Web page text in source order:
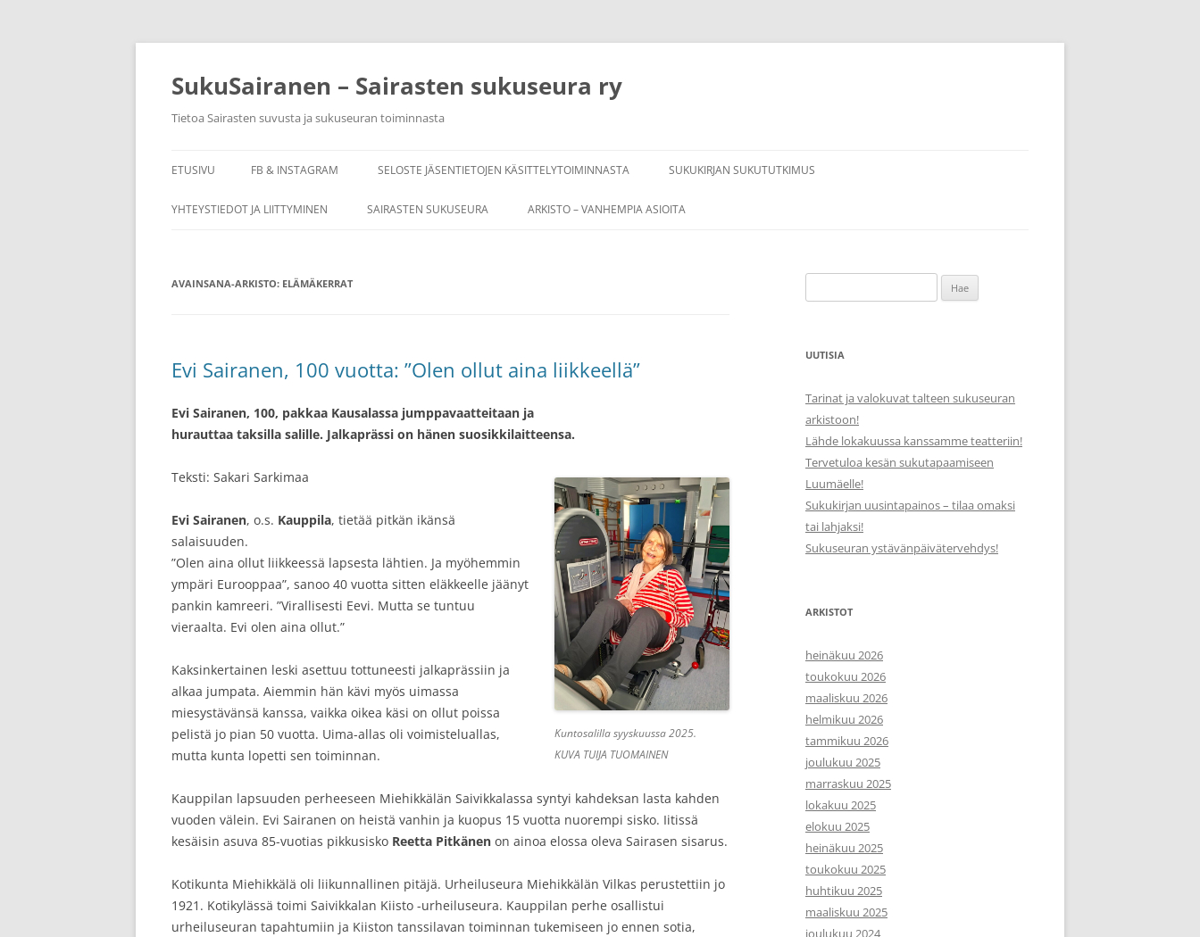
Siirry
SukuSairanen – Sairasten sukuseura ry
Tietoa Sairasten suvusta ja sukuseuran toiminnasta
ETUSIVU FB & INSTAGRAM SELOSTE JÄSENTIETOJEN KÄSITTELYTOIMINNASTA SUKUKIRJAN SUKUTUTKIMUS
YHTEYSTIEDOT JA LIITTYMINEN SAIRASTEN SUKUSEURA ARKISTO – VANHEMPIA ASIOITA
AVAINSANA-ARKISTO: ELÄMÄKERRAT
Evi Sairanen, 100 vuotta: ”Olen ollut aina liikkeellä”
Evi Sairanen, 100, pakkaa Kausalassa jumppavaatteitaan ja
hurauttaa taksilla salille. Jalkaprässi on hänen suosikkilaitteensa.
Kuntosalilla syyskuussa 2025.
KUVA TUIJA TUOMAINEN
Teksti: Sakari Sarkimaa
Evi Sairanen, o.s. Kauppila, tietää pitkän ikänsä
salaisuuden.
”Olen aina ollut liikkeessä lapsesta lähtien. Ja myöhemmin
ympäri Eurooppaa”, sanoo 40 vuotta sitten eläkkeelle jäänyt
pankin kamreeri. ”Virallisesti Eevi. Mutta se tuntuu
vieraalta. Evi olen aina ollut.”
Kaksinkertainen leski asettuu tottuneesti jalkaprässiin ja
alkaa jumpata. Aiemmin hän kävi myös uimassa
miesystävänsä kanssa, vaikka oikea käsi on ollut poissa
pelistä jo pian 50 vuotta. Uima-allas oli voimisteluallas,
mutta kunta lopetti sen toiminnan.
Kauppilan lapsuuden perheeseen Miehikkälän Saivikkalassa syntyi kahdeksan lasta kahden
vuoden välein. Evi Sairanen on heistä vanhin ja kuopus 15 vuotta nuorempi sisko. Iitissä
kesäisin asuva 85-vuotias pikkusisko Reetta Pitkänen on ainoa elossa oleva Sairasen sisarus.
Kotikunta Miehikkälä oli liikunnallinen pitäjä. Urheiluseura Miehikkälän Vilkas perustettiin jo
1921. Kotikylässä toimi Saivikkalan Kiisto -urheiluseura. Kauppilan perhe osallistui
urheiluseuran tapahtumiin ja Kiiston tanssilavan toiminnan tukemiseen jo ennen sotia,
UUTISIA
Tarinat ja valokuvat talteen sukuseuran
arkistoon!
Lähde lokakuussa kanssamme teatteriin!
Tervetuloa kesän sukutapaamiseen
Luumäelle!
Sukukirjan uusintapainos – tilaa omaksi
tai lahjaksi!
Sukuseuran ystävänpäivätervehdys!
ARKISTOT
heinäkuu 2026
toukokuu 2026
maaliskuu 2026
helmikuu 2026
tammikuu 2026
joulukuu 2025
marraskuu 2025
lokakuu 2025
elokuu 2025
heinäkuu 2025
toukokuu 2025
huhtikuu 2025
maaliskuu 2025
joulukuu 2024